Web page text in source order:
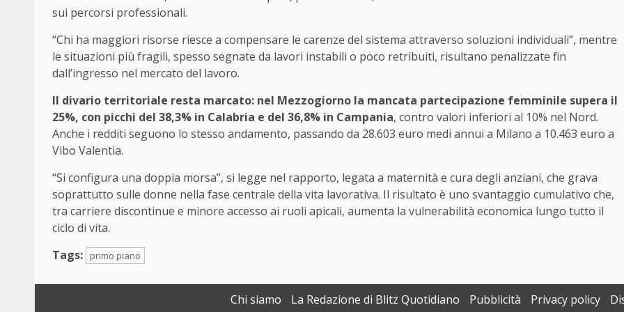
sui percorsi professionali.
“Chi ha maggiori risorse riesce a compensare le carenze del sistema attraverso soluzioni individuali”, mentre
le situazioni più fragili, spesso segnate da lavori instabili o poco retribuiti, risultano penalizzate fin
dall’ingresso nel mercato del lavoro.
Il divario territoriale resta marcato: nel Mezzogiorno la mancata partecipazione femminile supera il
25%, con picchi del 38,3% in Calabria e del 36,8% in Campania, contro valori inferiori al 10% nel Nord.
Anche i redditi seguono lo stesso andamento, passando da 28.603 euro medi annui a Milano a 10.463 euro a
Vibo Valentia.
“Si configura una doppia morsa”, si legge nel rapporto, legata a maternità e cura degli anziani, che grava
soprattutto sulle donne nella fase centrale della vita lavorativa. Il risultato è uno svantaggio cumulativo che,
tra carriere discontinue e minore accesso ai ruoli apicali, aumenta la vulnerabilità economica lungo tutto il
ciclo di vita.
Tags:
primo piano
Chi siamo La Redazione di Blitz Quotidiano Pubblicità Privacy policy